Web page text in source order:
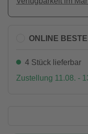
ONLINE
4 Stück lieferbar
Zustellung 11.08. -